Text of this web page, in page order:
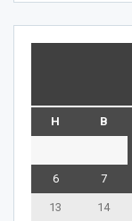
H B
6 7
13 14